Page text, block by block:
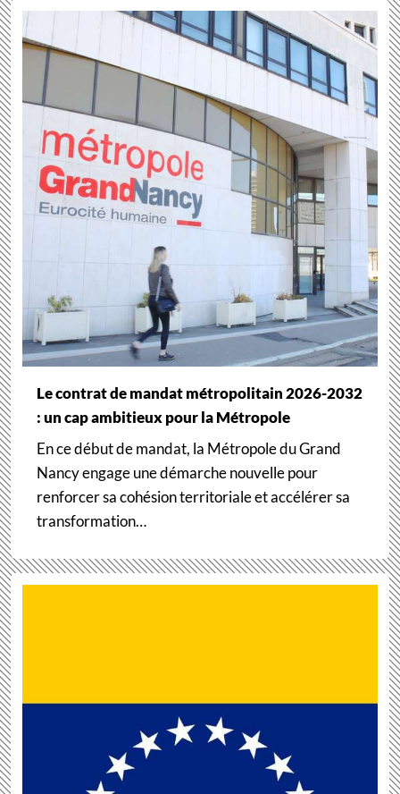
Le contrat de mandat métropolitain 2026-2032
: un cap ambitieux pour la Métropole
En ce début de mandat, la Métropole du Grand
Nancy engage une démarche nouvelle pour
renforcer sa cohésion territoriale et accélérer sa
transformation…